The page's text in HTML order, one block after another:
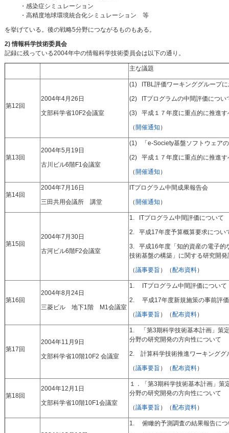
・感染症シミュレーション
・高精度地球環境統合化シミュレーション 等
を挙げている。後の戦略5分野につながるものもある。
2) 情報科学技術委員会
記録に残っている2004年中の情報科学技術委員会は以下の通り。
主な議題
第12回
2004年4月26日
文部科学省10F2会議室
(1) ITBL評価ワーキンググループ
(2) ITプログラムの中間評価につい
(3) 平成１７年度に重点的に推進す
（ 開催通知 ）
第13回
2004年5月19日
古川ビル6階F1会議室
(1) 「e-Society基盤ソフトウェア
(2) 平成１７年度に重点的に推進す
（ 開催通知 ）
第14回
2004年7月16日
三田共用会議所 講堂
ITプログラム中間成果報告会
（ 開催通知 ）
第15回
2004年7月30日
古河ビル6階F2会議室
1. ITプログラム中間評価について
2. 平成17年度予算概算要求につい
3. 平成16年度「知的資産の電子的
技術基盤の構築」に関する研究開
（議事要旨 ）（配布資料）
第16回
2004年8月24日
三菱ビル 地下1階 M1会議室
1. ITプログラム中間評価について
2. 平成17年度新規施策の事前評
（議事要旨 ）（配布資料）
第17回
2004年11月9日
文部科学省10階10F2 会議室
1. 「第3期科学技術基本計画」策
分野の研究開発の方向性について
2. 計算科学技術推進ワーキンググ
（議事要旨 ）（配布資料）
第18回
2004年12月1日
文部科学省10階10F1会議室
１．「第3期科学技術基本計画」策
分野の研究開発の方向性について
（議事要旨 ）（配布資料）
1. 俯瞰的予測調査の結果報告につ